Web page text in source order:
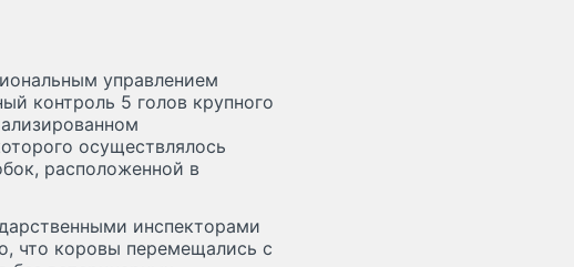
управлением
контроль 5 голов крупного
осуществлялось
расположенной в
инспекторами
что коровы перемещались с